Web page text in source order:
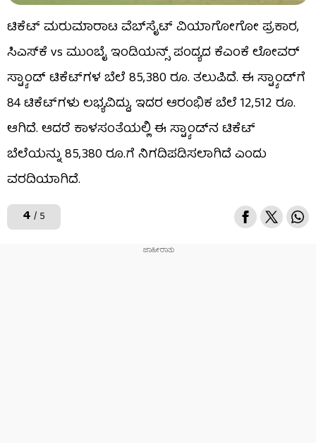
ಟಿಕೆಟ್ ಮರುಮಾರಾಟ ವೆಬ್‌ಸೈಟ್ ವಿಯಾಗೋಗೋ ಪ್ರಕಾರ,
ಸಿಎಸ್‌ಕೆ vs ಮುಂಬೈ ಇಂಡಿಯನ್ಸ್ ಪಂದ್ಯದ ಕೆಎಂಕೆ ಲೋವರ್
ಸ್ಟ್ಯಾಂಡ್ ಟಿಕೆಟ್‌ಗಳ ಬೆಲೆ 85,380 ರೂ. ತಲುಪಿದೆ. ಈ ಸ್ಟ್ಯಾಂಡ್‌ಗೆ
84 ಟಿಕೆಟ್‌ಗಳು ಲಭ್ಯವಿದ್ದು, ಇದರ ಆರಂಭಿಕ ಬೆಲೆ 12,512 ರೂ.
ಆಗಿದೆ. ಆದರೆ ಕಾಳಸಂತೆಯಲ್ಲಿ ಈ ಸ್ಟ್ಯಾಂಡ್​ನ ಟಿಕೆಟ್
ಬೆಲೆಯನ್ನು 85,380 ರೂ.ಗೆ ನಿಗದಿಪಡಿಸಲಾಗಿದೆ ಎಂದು
ವರದಿಯಾಗಿದೆ.
4 / 5